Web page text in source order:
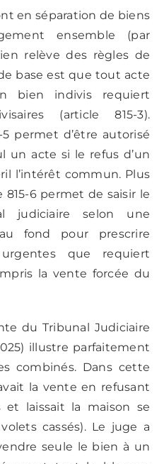
en séparation de biens
ensemble (par
relève des règles de
base est que tout acte
bien indivis requiert
(article 815-3).
5 permet d’être autorisé
un acte si le refus d’un
l’intérêt commun. Plus
815-6 permet de saisir le
judiciaire selon une
fond pour prescrire
que requiert
la vente forcée du
du Tribunal Judiciaire
illustre parfaitement
combinés. Dans cette
la vente en refusant
laissait la maison se
cassés). Le juge a
seule le bien à un